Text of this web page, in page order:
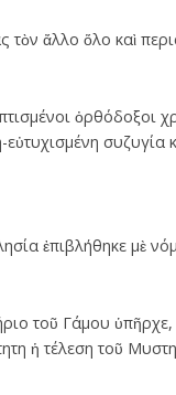
τὸν ἄλλο ὅλο καὶ
ὀρθόδοξοι
συζυγία
ἐπιβλήθηκε μὲ
τοῦ Γάμου
ἡ τέλεση τοῦ